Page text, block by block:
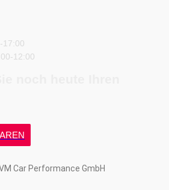
17:00
08:00-12:00
Car Performance GmbH